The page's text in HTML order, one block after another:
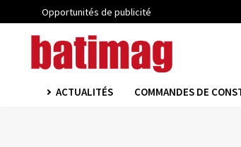
Opportunités de publicité
ACTUALITÉS COMMANDES DE